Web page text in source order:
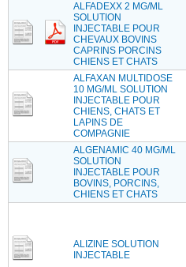
ALFADEXX 2 MG/ML
SOLUTION
INJECTABLE POUR
CHEVAUX BOVINS
CAPRINS PORCINS
CHIENS ET CHATS
ALFAXAN MULTIDOSE
10 MG/ML SOLUTION
INJECTABLE POUR
CHIENS, CHATS ET
LAPINS DE
COMPAGNIE
ALGENAMIC 40 MG/ML
SOLUTION
INJECTABLE POUR
BOVINS, PORCINS,
CHIENS ET CHATS
ALIZINE SOLUTION
INJECTABLE